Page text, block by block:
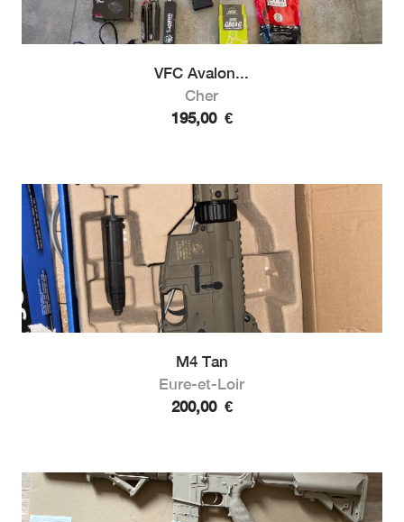
VFC Avalon...
Cher
195,00 €
M4 Tan
Eure-et-Loir
200,00 €